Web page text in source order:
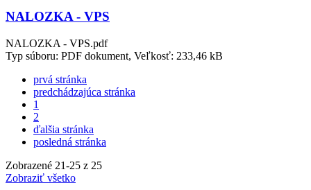
NALOZKA - VPS
NALOZKA - VPS.pdf
Typ súboru: PDF dokument, Veľkosť: 233,46 kB
prvá stránka
predchádzajúca stránka
1
2
ďalšia stránka
posledná stránka
Zobrazené 21-25 z 25
Zobraziť všetko